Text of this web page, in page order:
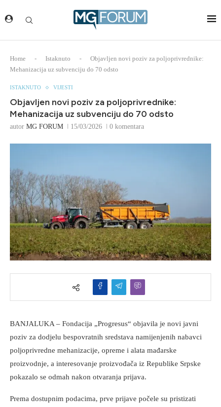
Home - Istaknuto -
Objavljen novi poziv za poljoprivrednike:
Mehanizacija uz subvenciju do 70 odsto
ISTAKNUTO VIJESTI
Objavljen novi poziv za poljoprivrednike:
Mehanizacija uz subvenciju do 70 odsto
autor MG FORUM 15/03/2026 0 komentara
BANJALUKA – Fondacija „Progresus“ objavila je novi javni
poziv za dodjelu bespovratnih sredstava namijenjenih nabavci
poljoprivredne mehanizacije, opreme i alata mađarske
proizvodnje, a interesovanje proizvođača iz Republike Srpske
pokazalo se odmah nakon otvaranja prijava.
Prema dostupnim podacima, prve prijave počele su pristizati